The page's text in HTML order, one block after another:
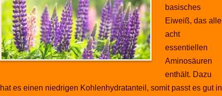
basisches
Eiweiß, das alle
acht
essentiellen
Aminosäuren
enthält. Dazu
hat es einen niedrigen Kohlenhydratanteil, somit passt es gut in